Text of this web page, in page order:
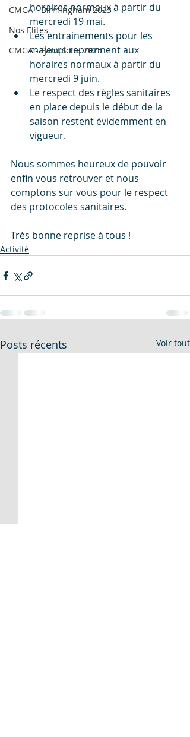
CMGA - Birmingham 2023
Nos Elites
CMGA - Pamplona 2025
horaires normaux à partir du
mercredi 19 mai.
Les entrainements pour les
majeurs reprennent aux
horaires normaux à partir du
mercredi 9 juin.
Le respect des règles sanitaires
en place depuis le début de la
saison restent évidemment en
vigueur.
Nous sommes heureux de pouvoir
enfin vous retrouver et nous
comptons sur vous pour le respect
des protocoles sanitaires.
Très bonne reprise à tous !
Activité
Posts récents Voir tout